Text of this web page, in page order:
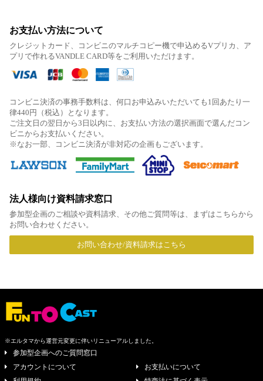
お支払い方法について
クレジットカード、コンビニのマルチコピー機で申込めるVプリカ、ア
プリで作れるVANDLE CARD等をご利用いただけます。
コンビニ決済の事務手数料は、何口お申込みいただいても1回あたり一
律440円（税込）となります。
ご注文日の翌日から3日以内に、お支払い方法の選択画面で選んだコン
ビニからお支払いください。
※なお一部、コンビニ決済が非対応の企画もございます。
法人様向け資料請求窓口
参加型企画のご相談や資料請求、その他ご質問等は、まずはこちらから
お問い合わせください。
お問い合わせ/資料請求はこちら
※エルタマから運営元変更に伴いリニューアルしました。
参加型企画へのご質問窓口
アカウントについて
お支払いについて